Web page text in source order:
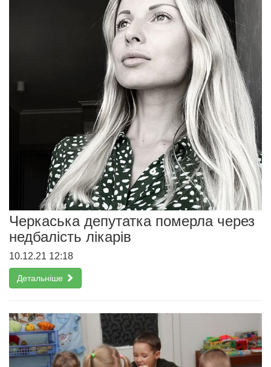
Черкаська депутатка померла через
недбалість лікарів
10.12.21 12:18
Детальніше